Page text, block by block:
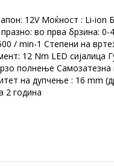
12V Моќност : Li-ion
во прва брзина: 0-
/ min-1 Степени на
12 Nm LED сијалица
полнење Самозатезна
на дупчење : 16 mm
2 година